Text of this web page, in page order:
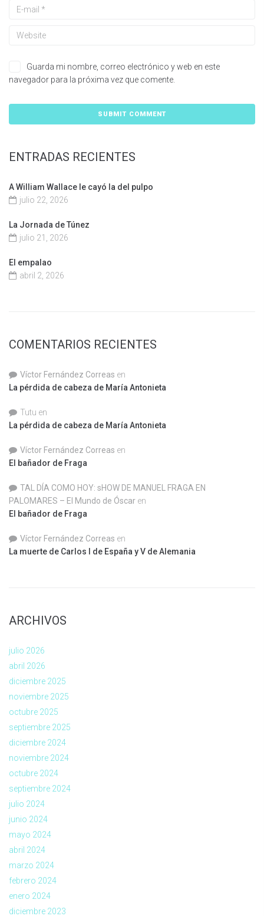
Guarda mi nombre, correo electrónico y web en este
navegador para la próxima vez que comente.
ENTRADAS RECIENTES
A William Wallace le cayó la del pulpo
julio 22, 2026
La Jornada de Túnez
julio 21, 2026
El empalao
abril 2, 2026
COMENTARIOS RECIENTES
Víctor Fernández Correas en
La pérdida de cabeza de María Antonieta
Tutu en
La pérdida de cabeza de María Antonieta
Víctor Fernández Correas en
El bañador de Fraga
TAL DÍA COMO HOY: sHOW DE MANUEL FRAGA EN
PALOMARES – El Mundo de Óscar en
El bañador de Fraga
Víctor Fernández Correas en
La muerte de Carlos I de España y V de Alemania
ARCHIVOS
julio 2026
abril 2026
diciembre 2025
noviembre 2025
octubre 2025
septiembre 2025
diciembre 2024
noviembre 2024
octubre 2024
septiembre 2024
julio 2024
junio 2024
mayo 2024
abril 2024
marzo 2024
febrero 2024
enero 2024
diciembre 2023